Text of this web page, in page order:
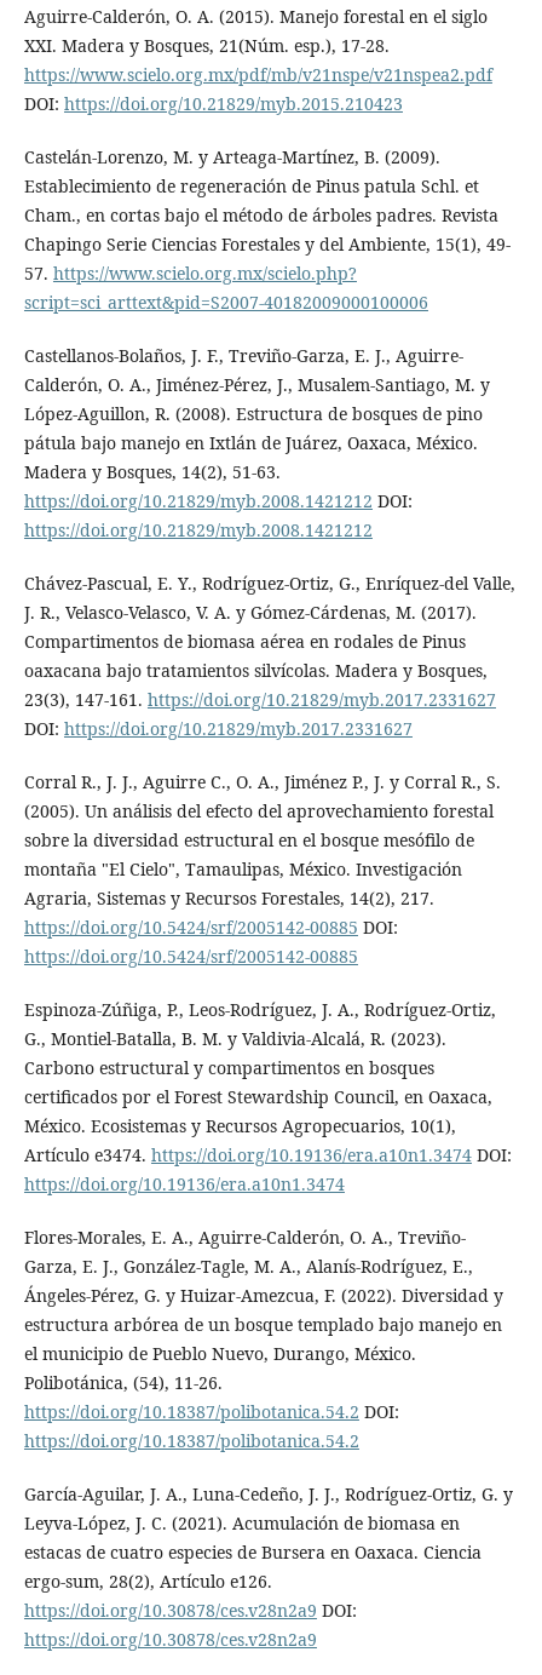
Aguirre-Calderón, O. A. (2015). Manejo forestal en el siglo
XXI. Madera y Bosques, 21(Núm. esp.), 17-28.
https://www.scielo.org.mx/pdf/mb/v21nspe/v21nspea2.pdf
DOI: https://doi.org/10.21829/myb.2015.210423
Castelán-Lorenzo, M. y Arteaga-Martínez, B. (2009).
Establecimiento de regeneración de Pinus patula Schl. et
Cham., en cortas bajo el método de árboles padres. Revista
Chapingo Serie Ciencias Forestales y del Ambiente, 15(1), 49-
57. https://www.scielo.org.mx/scielo.php?
script=sci_arttext&pid=S2007-40182009000100006
Castellanos-Bolaños, J. F., Treviño-Garza, E. J., Aguirre-
Calderón, O. A., Jiménez-Pérez, J., Musalem-Santiago, M. y
López-Aguillon, R. (2008). Estructura de bosques de pino
pátula bajo manejo en Ixtlán de Juárez, Oaxaca, México.
Madera y Bosques, 14(2), 51-63.
https://doi.org/10.21829/myb.2008.1421212 DOI:
https://doi.org/10.21829/myb.2008.1421212
Chávez-Pascual, E. Y., Rodríguez-Ortiz, G., Enríquez-del Valle,
J. R., Velasco-Velasco, V. A. y Gómez-Cárdenas, M. (2017).
Compartimentos de biomasa aérea en rodales de Pinus
oaxacana bajo tratamientos silvícolas. Madera y Bosques,
23(3), 147-161. https://doi.org/10.21829/myb.2017.2331627
DOI: https://doi.org/10.21829/myb.2017.2331627
Corral R., J. J., Aguirre C., O. A., Jiménez P., J. y Corral R., S.
(2005). Un análisis del efecto del aprovechamiento forestal
sobre la diversidad estructural en el bosque mesófilo de
montaña "El Cielo", Tamaulipas, México. Investigación
Agraria, Sistemas y Recursos Forestales, 14(2), 217.
https://doi.org/10.5424/srf/2005142-00885 DOI:
https://doi.org/10.5424/srf/2005142-00885
Espinoza-Zúñiga, P., Leos-Rodríguez, J. A., Rodríguez-Ortiz,
G., Montiel-Batalla, B. M. y Valdivia-Alcalá, R. (2023).
Carbono estructural y compartimentos en bosques
certificados por el Forest Stewardship Council, en Oaxaca,
México. Ecosistemas y Recursos Agropecuarios, 10(1),
Artículo e3474. https://doi.org/10.19136/era.a10n1.3474DOI:
https://doi.org/10.19136/era.a10n1.3474
Flores-Morales, E. A., Aguirre-Calderón, O. A., Treviño-
Garza, E. J., González-Tagle, M. A., Alanís-Rodríguez, E.,
Ángeles-Pérez, G. y Huizar-Amezcua, F. (2022). Diversidad y
estructura arbórea de un bosque templado bajo manejo en
el municipio de Pueblo Nuevo, Durango, México.
Polibotánica, (54), 11-26.
https://doi.org/10.18387/polibotanica.54.2 DOI:
https://doi.org/10.18387/polibotanica.54.2
García-Aguilar, J. A., Luna-Cedeño, J. J., Rodríguez-Ortiz, G. y
Leyva-López, J. C. (2021). Acumulación de biomasa en
estacas de cuatro especies de Bursera en Oaxaca. Ciencia
ergo-sum, 28(2), Artículo e126.
https://doi.org/10.30878/ces.v28n2a9 DOI:
https://doi.org/10.30878/ces.v28n2a9